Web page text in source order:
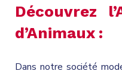
Découvrez
d’Animaux :
Dans notre société